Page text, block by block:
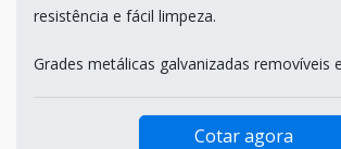
resistência e fácil limpeza.
Grades metálicas galvanizadas removíveis
Cotar agora